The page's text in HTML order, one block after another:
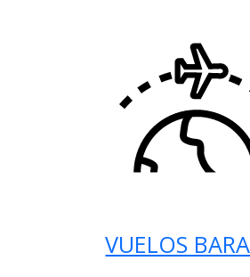
VUELOS